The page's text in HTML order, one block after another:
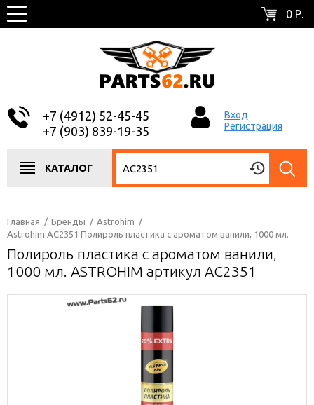
0 Р.
+7 (4912) 52-45-45
+7 (903) 839-19-35
Вход
Регистрация
КАТАЛОГ
Главная / Бренды / Astrohim /
Astrohim AC2351 Полироль пластика с ароматом ванили, 1000 мл.
Полироль пластика с ароматом ванили,
1000 мл. ASTROHIM артикул AC2351